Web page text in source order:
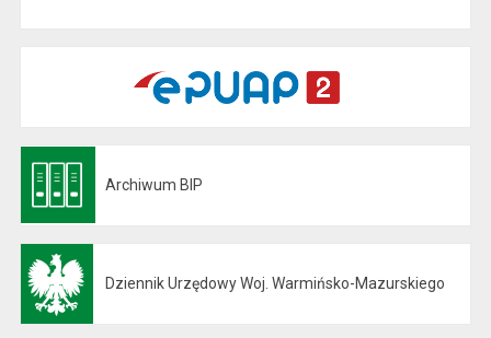
Archiwum BIP
Dziennik Urzędowy Woj. Warmińsko-Mazurskiego